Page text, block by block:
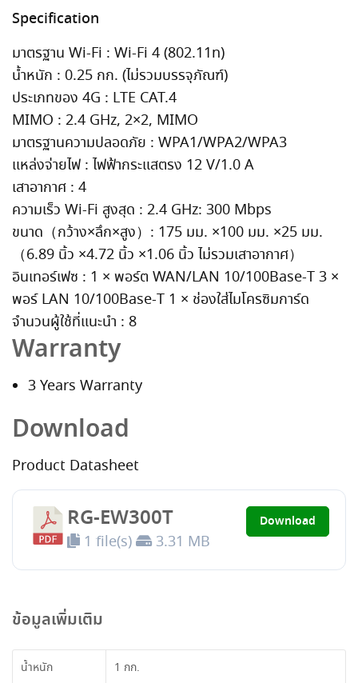
Specification
มาตรฐาน Wi-Fi : Wi-Fi 4 (802.11n)
น้ำหนัก : 0.25 กก. (ไม่รวมบรรจุภัณฑ์)
ประเภทของ 4G : LTE CAT.4
MIMO : 2.4 GHz, 2×2, MIMO
มาตรฐานความปลอดภัย : WPA1/WPA2/WPA3
แหล่งจ่ายไฟ : ไฟฟ้ากระแสตรง 12 V/1.0 A
เสาอากาศ : 4
ความเร็ว Wi-Fi สูงสุด : 2.4 GHz: 300 Mbps
ขนาด（กว้าง×ลึก×สูง）: 175 มม. ×100 มม. ×25 มม.
（6.89 นิ้ว ×4.72 นิ้ว ×1.06 นิ้ว ไม่รวมเสาอากาศ）
อินเทอร์เฟซ : 1 × พอร์ต WAN/LAN 10/100Base-T 3 ×
พอร์ LAN 10/100Base-T 1 × ช่องใส่ไมโครซิมการ์ด
จำนวนผู้ใช้ที่แนะนำ : 8
Warranty
3 Years Warranty
Download
Product Datasheet
RG-EW300T
1 file(s) 3.31 MB
Download
ข้อมูลเพิ่มเติม
น้ำหนัก 1 กก.